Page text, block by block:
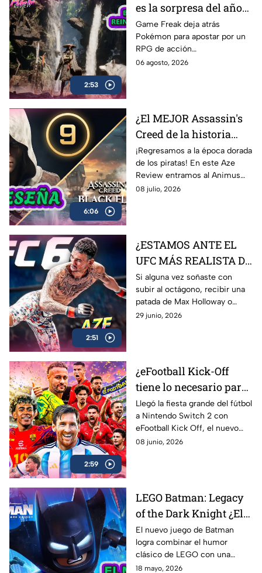
2:53
es la sorpresa del año? |
AZE Review
Game Freak deja atrás
Pokémon para apostar por un
RPG de acción
completamente diferente.
contamos
06 agosto, 2026
6:06
¿El MEJOR Assassin's
Creed de la historia
regresó? 🏴‍☠️ | Reseña
Black Flag Resynced |
AZE Review
¡Regresamos a la época dorada
de los piratas! En este Aze
Review entramos al Animus
para analizar a fondo
08 julio, 2026
2:51
¿ESTAMOS ANTE EL
UFC MÁS REALISTA DE
LA HISTORIA? EA
Sports UFC 6 | AZE
Review
Si alguna vez soñaste con
subir al octágono, recibir una
patada de Max Holloway o
Islam Makhachev y sobrevivir
29 junio, 2026
2:59
¿eFootball Kick-Off
tiene lo necesario para
marcar el gol de la
temporada? | AZE
Review
Llegó la fiesta grande del fútbol
a Nintendo Switch 2 con
eFootball Kick Off, el nuevo
juego de Konami que busca
08 junio, 2026
LEGO Batman: Legacy
of the Dark Knight ¿El
mejor de la franqucia? |
AZE REVIEW
El nuevo juego de Batman
logra combinar el humor
clásico de LEGO con una
aventura llena de acción,
18 mayo, 2026